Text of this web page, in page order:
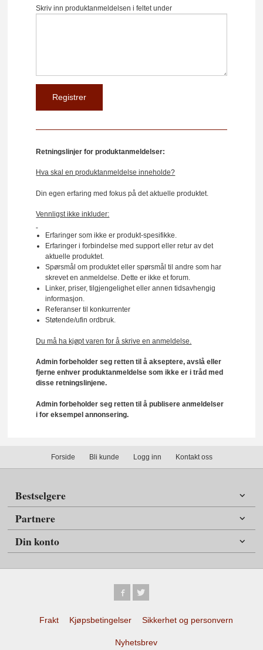
Skriv inn produktanmeldelsen i feltet under
Retningslinjer for produktanmeldelser:
Hva skal en produktanmeldelse inneholde?
Din egen erfaring med fokus på det aktuelle produktet.
Vennligst ikke inkluder:
Erfaringer som ikke er produkt-spesifikke.
Erfaringer i forbindelse med support eller retur av det
aktuelle produktet.
Spørsmål om produktet eller spørsmål til andre som har
skrevet en anmeldelse. Dette er ikke et forum.
Linker, priser, tilgjengelighet eller annen tidsavhengig
informasjon.
Referanser til konkurrenter
Støtende/ufin ordbruk.
Du må ha kjøpt varen for å skrive en anmeldelse.
Admin forbeholder seg retten til å akseptere, avslå eller
fjerne enhver produktanmeldelse som ikke er i tråd med
disse retningslinjene.
Admin forbeholder seg retten til å publisere anmeldelser
i for eksempel annonsering.
Forside Bli kunde Logg inn Kontakt oss
Bestselgere
Partnere
Din konto
Frakt Kjøpsbetingelser Sikkerhet og personvern
Nyhetsbrev